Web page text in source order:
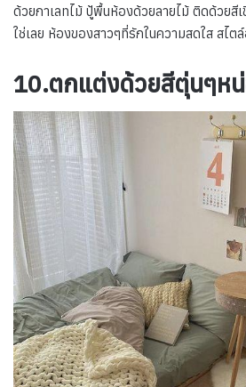
ด้วยกาเลทไม้ ปู้พื้นห้องด้วยลายไม้ ติดด้วยสี
ใช่เลย ห้องของสาวๆที่รักในความสดใส สไต
10.ตกแต่งด้วยสีตุ่นๆห